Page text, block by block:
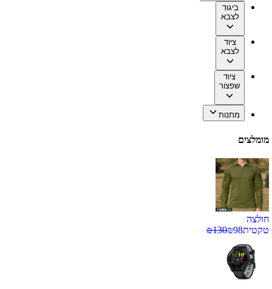
ביגוד
לצבא
ציוד
לצבא
ציוד
שפצור
מתנות
מומלצים
חולצה
טקטית
₪98
₪130